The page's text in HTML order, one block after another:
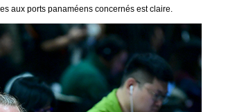
aux ports panaméens concernés est claire.